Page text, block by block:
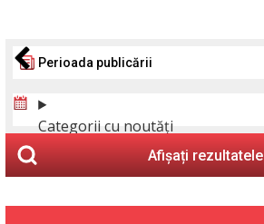
Perioada publicării
Categorii cu noutăți
Afișați rezultatele